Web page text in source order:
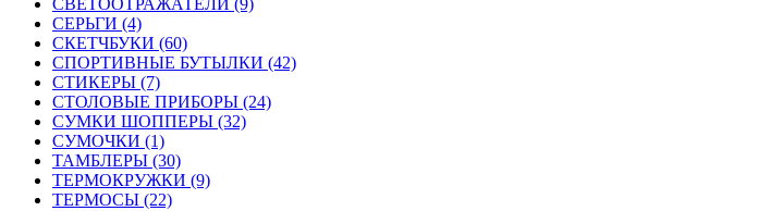
СЕРЬГИ (4)
СКЕТЧБУКИ (60)
СПОРТИВНЫЕ БУТЫЛКИ (42)
СТИКЕРЫ (7)
СТОЛОВЫЕ ПРИБОРЫ (24)
СУМКИ ШОППЕРЫ (32)
СУМОЧКИ (1)
ТАМБЛЕРЫ (30)
ТЕРМОКРУЖКИ (9)
ТЕРМОСЫ (22)